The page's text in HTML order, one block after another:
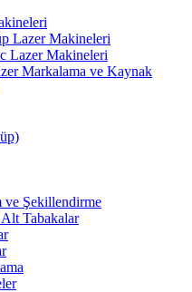
Lazer Makineleri
Lazer Makineleri
Markalama ve Kaynak
ve Şekillendirme
Tabakalar